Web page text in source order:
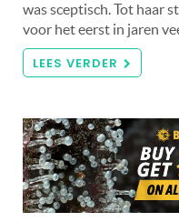
was sceptisch. Tot haar
voor het eerst in jaren
LEES VERDER